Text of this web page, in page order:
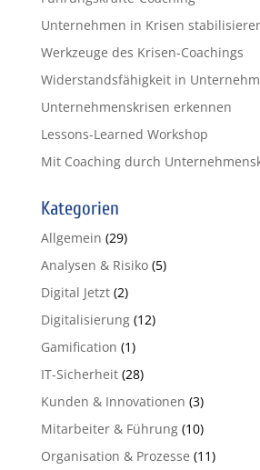
Unternehmen in Krisen
Werkzeuge des Krisen-Coachings
Widerstandsfähigkeit in
Unternehmenskrisen erkennen
Lessons-Learned Workshop
Mit Coaching durch
Kategorien
Allgemein (29)
Analysen & Risiko(5)
Digital Jetzt(2)
Digitalisierung(12)
Gamification (1)
IT-Sicherheit(28)
Kunden & Innovationen (3)
Mitarbeiter & Führung(10)
Organisation & Prozesse (11)